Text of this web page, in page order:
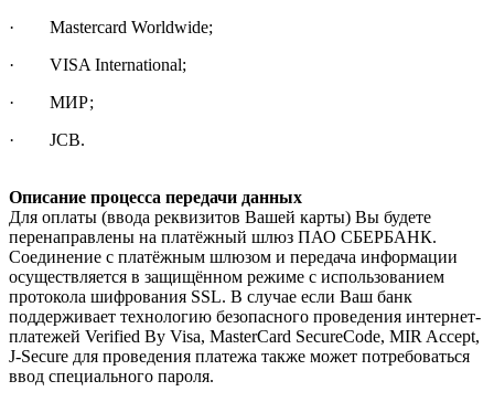
· Mastercard Worldwide;
· VISA International;
· МИР;
· JCB.
Описание процесса передачи данных
Для оплаты (ввода реквизитов Вашей карты) Вы будете
перенаправлены на платёжный шлюз ПАО СБЕРБАНК.
Соединение с платёжным шлюзом и передача информации
осуществляется в защищённом режиме с использованием
протокола шифрования SSL. В случае если Ваш банк
поддерживает технологию безопасного проведения интернет-
платежей Verified By Visa, MasterCard SecureCode, MIR Accept,
J-Secure для проведения платежа также может потребоваться
ввод специального пароля.